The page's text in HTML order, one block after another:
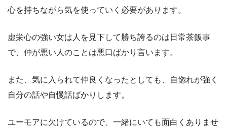
心を持ちながら気を使っていく必要があります。
虚栄心の強い女は人を見下して勝ち誇るのは日常茶飯事
で、仲が悪い人のことは悪口ばかり言います。
また、気に入られて仲良くなったとしても、自惚れが強く
自分の話や自慢話ばかりします。
ユーモアに欠けているので、一緒にいても面白くありませ